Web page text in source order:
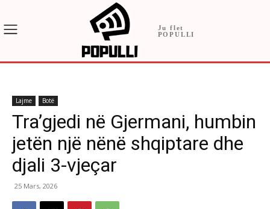
Ju flet
POPULLI
Lajme Botë
Tra’gjedi në Gjermani, humbin
jetën një nënë shqiptare dhe
djali 3-vjeçar
25 Mars, 2026